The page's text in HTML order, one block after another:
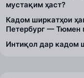
мустақим ҳаст?
Кадом ширкатҳои
Петербург — Тюмен
Интиқол дар кадом